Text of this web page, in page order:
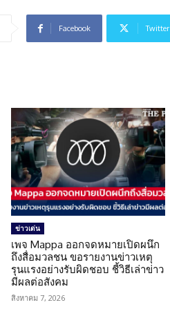
Facebook Twitter
ข่าวเด่น
เพจ Mappa ออกจดหมายเปิดผนึก
ถึงสื่อมวลชน ขอรายงานข่าวเหตุ
รุนแรงอย่างรับผิดชอบ ชี้วิธีเล่าข่าว
มีผลต่อสังคม
สิงหาคม 7, 2026